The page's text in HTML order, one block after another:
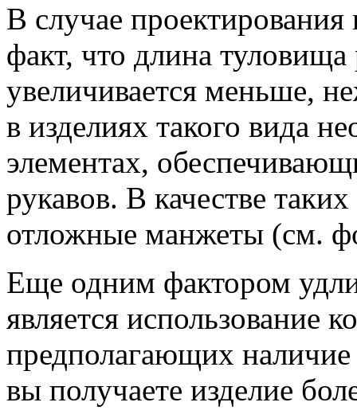
В случае проектирования
факт, что длина туловища
увеличивается меньше,
в изделиях такого вида
элементах,
рукавов. В качестве
отложные манжеты (см.
Еще одним фактором
является использование
предполагающих
вы получаете изделие